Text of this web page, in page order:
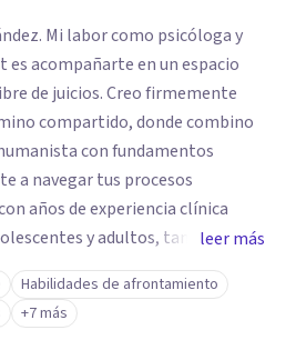
Mi labor como psicóloga y
acompañarte en un espacio
de juicios. Creo firmemente
compartido, donde combino
con fundamentos
a navegar tus procesos
y adultos, tanto en mi
en entornos especializados. Me
de traumas, trastornos del
emocionales que surgen con
leer más
Habilidades de afrontamiento
+7 más